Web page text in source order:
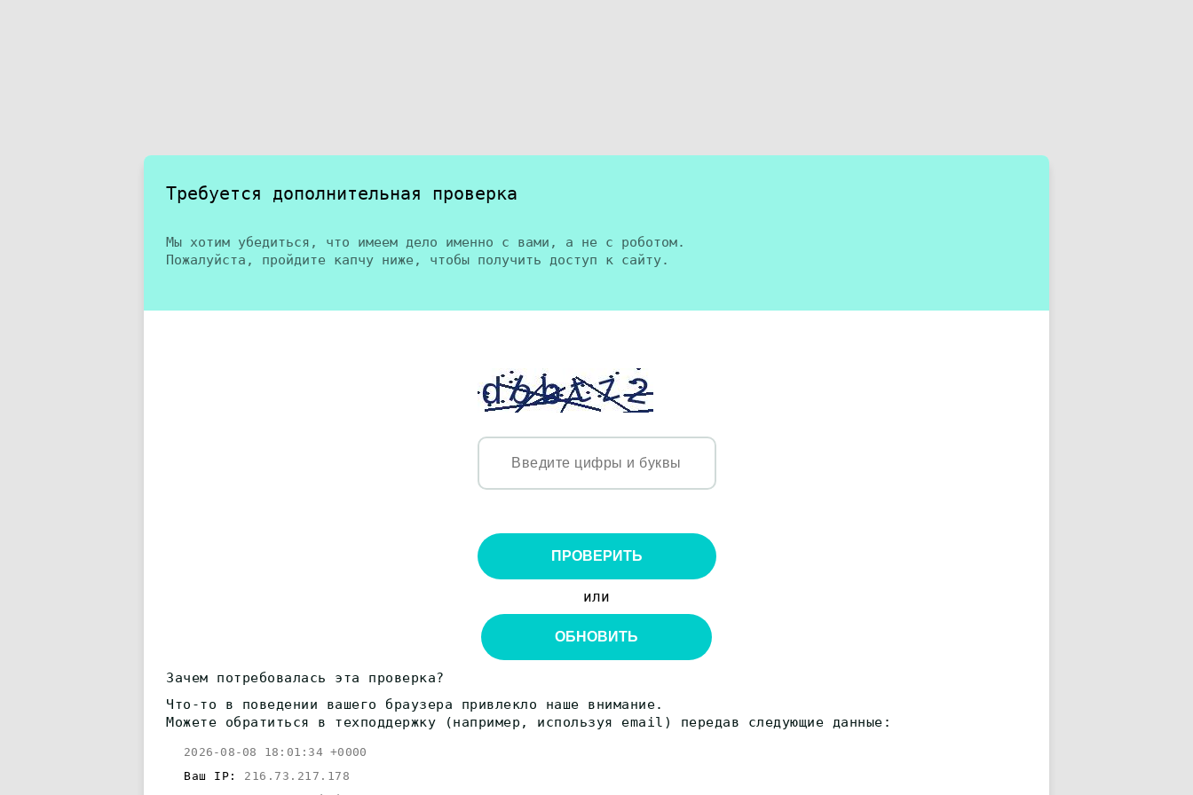
Требуется дополнительная проверка
Мы хотим убедиться, что имеем дело именно с вами, а не с роботом.
Пожалуйста, пройдите капчу ниже, чтобы получить доступ к сайту.
ПРОВЕРИТЬ
или
ОБНОВИТЬ
Зачем потребовалась эта проверка?
Что-то в поведении вашего браузера привлекло наше внимание.
Можете обратиться в техподдержку (например, используя email) передав следующие данные:
2026-08-08 18:01:34 +0000
Ваш IP: 216.73.217.178